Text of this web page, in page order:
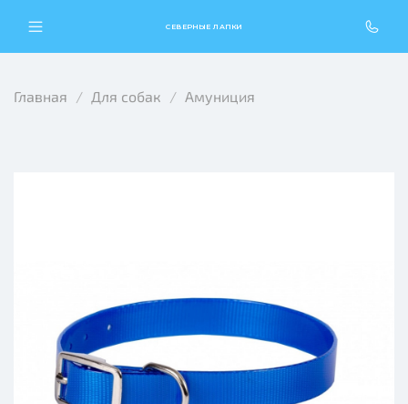
СЕВЕРНЫЕ ЛАПКИ
Главная Для собак Амуниция